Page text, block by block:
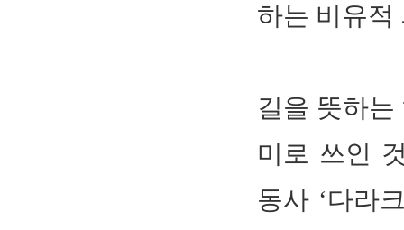
하는 비유적
길을 뜻하는
미로 쓰인
동사 ‘다라